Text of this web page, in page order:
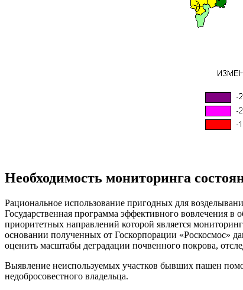
Необходимость мониторинга
Рациональное использование пригодных для
Государственная программа эффективного вовлечения в
приоритетных направлений которой является
основании полученных от Госкорпорации «Роскосмос»
оценить масштабы деградации почвенного покрова,
Выявление неиспользуемых участков бывших пашен
недобросовестного владельца.